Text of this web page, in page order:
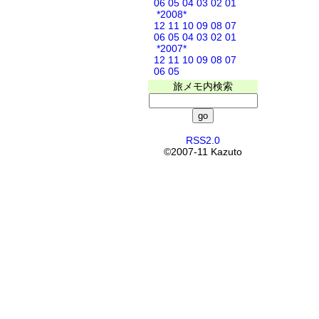
06 05 04 03 02 01
*2008*
12 11 10 09 08 07
06 05 04 03 02 01
*2007*
12 11 10 09 08 07
06 05
旅メモ内検索
RSS2.0
©2007-11 Kazuto